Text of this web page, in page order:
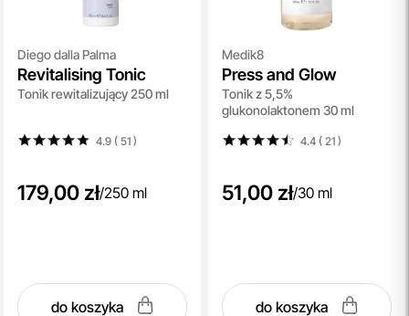
Diego dalla Palma
Revitalising Tonic
Tonik rewitalizujący 250 ml
4.9 ( 51)
179,00 zł/250 ml
do koszyka
Medik8
Press and Glow
Tonik z 5,5%
glukonolaktonem 30 ml
4.4 ( 21)
51,00 zł/30 ml
do koszyka